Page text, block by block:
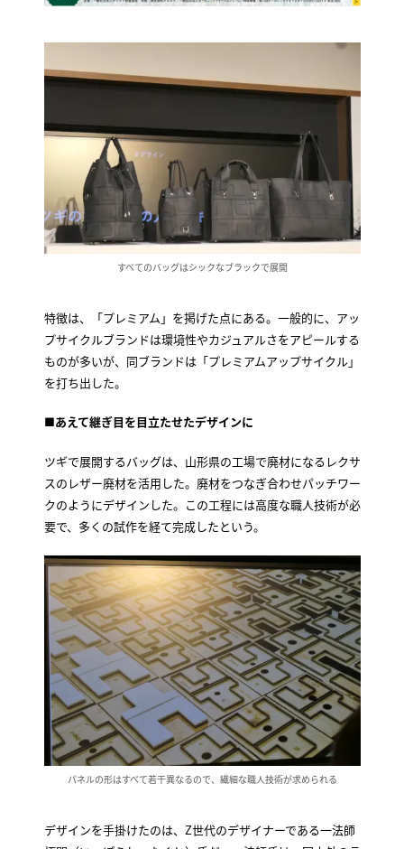
すべてのバッグはシックなブラックで展開
特徴は、「プレミアム」を掲げた点にある。一般的に、アッ
プサイクルブランドは環境性やカジュアルさをアピールする
ものが多いが、同ブランドは「プレミアムアップサイクル」
を打ち出した。
■あえて継ぎ目を目立たせたデザインに
ツギで展開するバッグは、山形県の工場で廃材になるレクサ
スのレザー廃材を活用した。廃材をつなぎ合わせパッチワー
クのようにデザインした。この工程には高度な職人技術が必
要で、多くの試作を経て完成したという。
パネルの形はすべて若干異なるので、繊細な職人技術が求められる
デザインを手掛けたのは、Z世代のデザイナーである一法師